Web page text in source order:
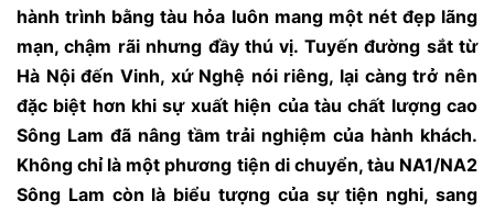
hành trình bằng tàu hỏa luôn mang một nét đẹp lãng
mạn, chậm rãi nhưng đầy thú vị. Tuyến đường sắt từ
Hà Nội đến Vinh, xứ Nghệ nói riêng, lại càng trở nên
đặc biệt hơn khi sự xuất hiện của tàu chất lượng cao
Sông Lam đã nâng tầm trải nghiệm của hành khách.
Không chỉ là một phương tiện di chuyển, tàu NA1/NA2
Sông Lam còn là biểu tượng của sự tiện nghi, sang